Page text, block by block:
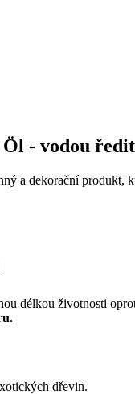
- vodou
a dekorační produkt,
délkou životnosti
dřevin.